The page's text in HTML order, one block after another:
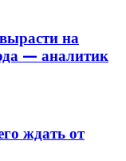
на
— аналитик
ждать от